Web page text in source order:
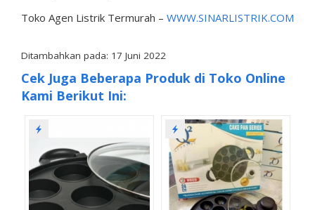
Toko Agen Listrik Termurah – WWW.SINARLISTRIK.COM
Ditambahkan pada: 17 Juni 2022
Cek Juga Beberapa Produk di Toko Online
Kami Berikut Ini: